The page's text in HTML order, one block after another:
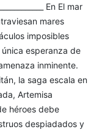
En El mar
mares
imposibles
esperanza de
inminente.
la saga escala en
Artemisa
héroes debe
despiadados y